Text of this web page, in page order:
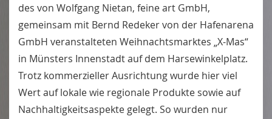
des von Wolfgang Nietan, feine art GmbH,
gemeinsam mit Bernd Redeker von der Hafenarena
GmbH veranstalteten Weihnachtsmarktes „X-Mas“
in Münsters Innenstadt auf dem Harsewinkelplatz.
Trotz kommerzieller Ausrichtung wurde hier viel
Wert auf lokale wie regionale Produkte sowie auf
Nachhaltigkeitsaspekte gelegt. So wurden nur